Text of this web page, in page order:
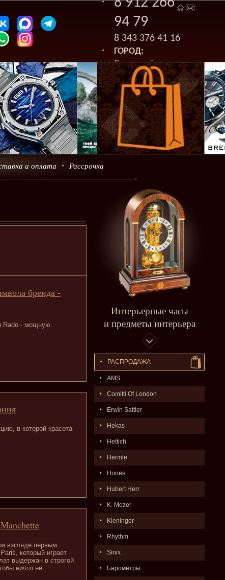
94 79
8 343 376 41 16
ГОРОД:
Екатеринбург
и оплата Рассрочка
Интерьерные часы
и предметы интерьера
РАСПPОДАЖA
AMS
Comitti Of London
Erwin Sattler
Hekas
Hettich
Hermle
Hones
Hubert Herr
K. Mozer
Kieninger
Rhythm
Sinix
Барометры
бренда -
Rado - мощную
в которой красота
взгляде первым
который играет
выдержан в строгой
ничто не